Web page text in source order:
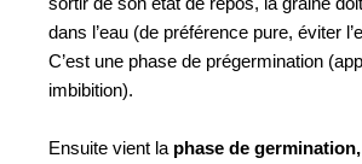
dans l’eau (de préférence pure, éviter
C’est une phase de prégermination
imbibition).
Ensuite vient la phase de germination,